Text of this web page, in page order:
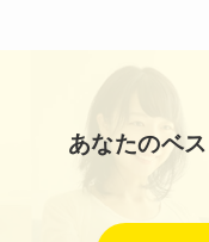
あなたのベ